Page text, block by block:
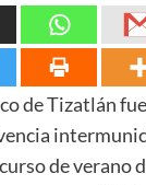
de Tizatlán
de verano